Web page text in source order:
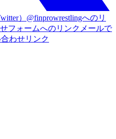
）@finprowrestlingへのリ
フォームへのリンク メールで
わせリンク